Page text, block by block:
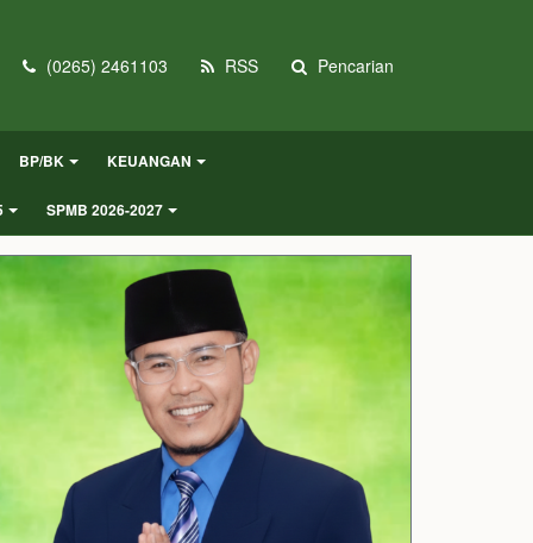
(0265) 2461103 RSS Pencarian
BP/BK KEUANGAN
SPMB 2026-2027